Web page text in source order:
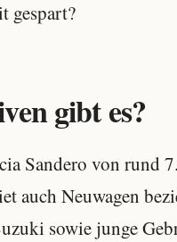
gespart?
gibt es?
Sandero von rund
auch Neuwagen
sowie junge